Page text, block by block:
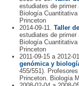
estudiates de primer
Biología
Princeton
2014-09-11. Taller
estudiates de primer
Biología
Princeton
2011-09-15 a 2012-
genómica y
455/551).
Princeton. Biología